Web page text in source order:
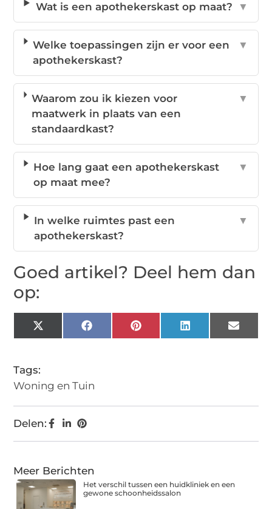
Wat is een apothekerskast op maat? ▼
Welke toepassingen zijn er voor een
apothekerskast?
▼
Waarom zou ik kiezen voor
maatwerk in plaats van een
standaardkast?
▼
Hoe lang gaat een apothekerskast
op maat mee?
▼
In welke ruimtes past een
apothekerskast?
▼
Goed artikel? Deel hem dan
op:
X
(Twitter)
FacebookPinterestLinkedIn Email
Tags:
Woning en Tuin
Delen:
Meer Berichten
Het verschil tussen een huidkliniek en een
gewone schoonheidssalon